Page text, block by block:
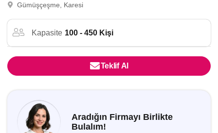
Gümüşçeşme, Karesi
Kapasite 100 - 450 Kişi
Teklif Al
Aradığın Firmayı Birlikte
Bulalım!